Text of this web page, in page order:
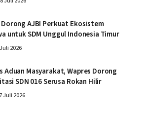
Dorong AJBI Perkuat Ekosistem
untuk SDM Unggul Indonesia Timur
2026
Aduan Masyarakat, Wapres Dorong
SDN 016 Serusa Rokan Hilir
Juli 2026